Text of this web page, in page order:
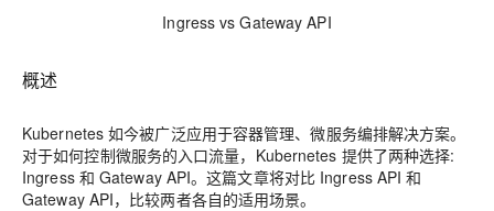
Ingress vs Gateway API
概述
Kubernetes 如今被广泛应用于容器管理、微服务编排解决方案。
对于如何控制微服务的入口流量，Kubernetes 提供了两种选择:
Ingress 和 Gateway API。这篇文章将对比 Ingress API 和
Gateway API，比较两者各自的适用场景。